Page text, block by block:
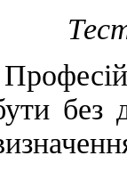
без